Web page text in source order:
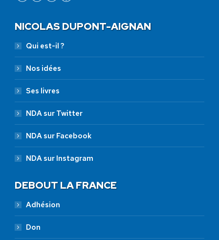
NICOLAS DUPONT-AIGNAN
Qui est-il ?
Nos idées
Ses livres
NDA sur Twitter
NDA sur Facebook
NDA sur Instagram
DEBOUT LA FRANCE
Adhésion
Don